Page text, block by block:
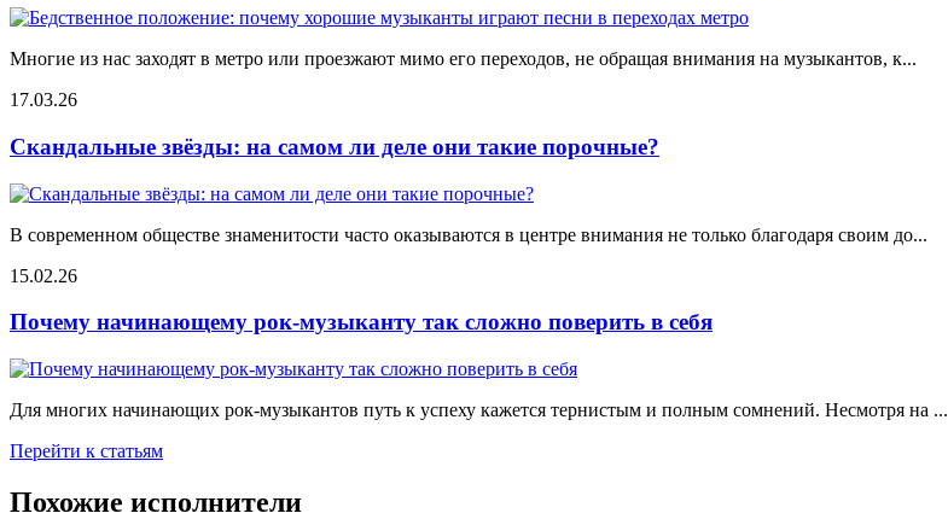
Многие из нас заходят в метро или проезжают мимо его переходов, не обращая внимания на музыкантов, к...
17.03.26
Скандальные звёзды: на самом ли деле они такие порочные?
В современном обществе знаменитости часто оказываются в центре внимания не только благодаря своим до...
15.02.26
Почему начинающему рок-музыканту так сложно поверить в себя
Для многих начинающих рок-музыкантов путь к успеху кажется тернистым и полным сомнений. Несмотря на ...
Перейти к статьям
Похожие исполнители